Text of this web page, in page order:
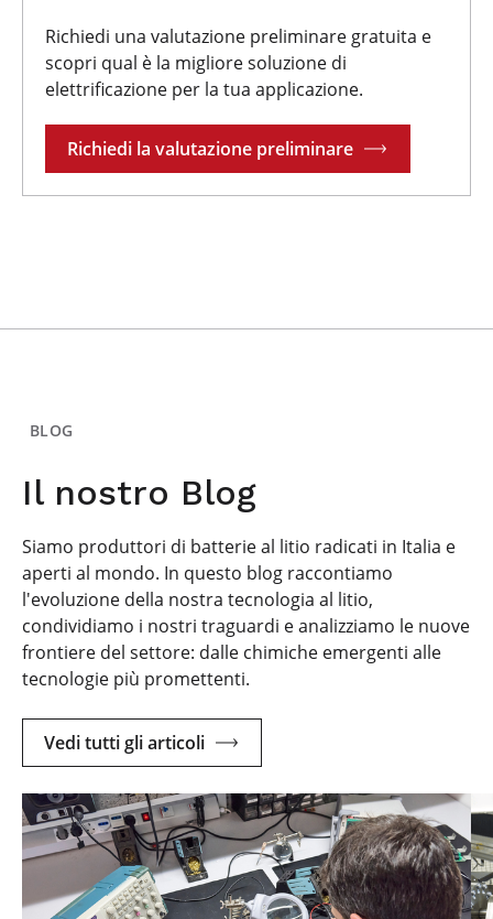
Richiedi una valutazione preliminare gratuita e
scopri qual è la migliore soluzione di
elettrificazione per la tua applicazione.
Richiedi la valutazione preliminare
BLOG
Il nostro Blog
Siamo produttori di batterie al litio radicati in Italia e
aperti al mondo. In questo blog raccontiamo
l'evoluzione della nostra tecnologia al litio,
condividiamo i nostri traguardi e analizziamo le nuove
frontiere del settore: dalle chimiche emergenti alle
tecnologie più promettenti.
Vedi tutti gli articoli